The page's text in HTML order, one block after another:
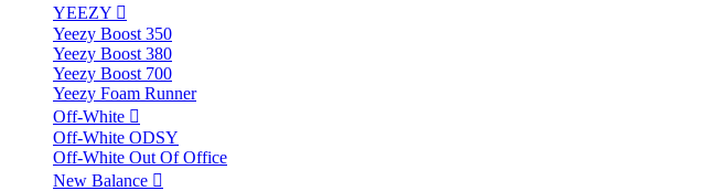
YEEZY
Yeezy Boost 350
Yeezy Boost 380
Yeezy Boost 700
Yeezy Foam Runner
Off-White
Off-White ODSY
Off-White Out Of Office
New Balance